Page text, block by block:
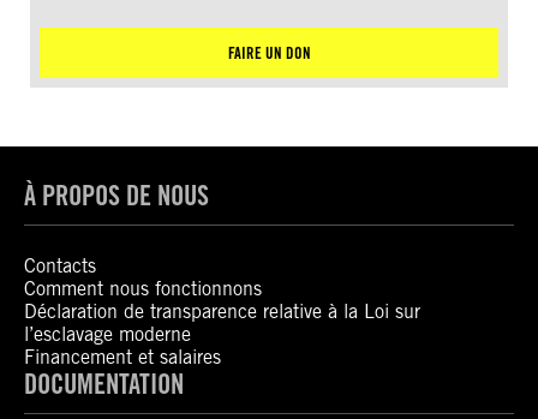
FAIRE UN DON
À PROPOS DE NOUS
Contacts
Comment nous fonctionnons
Déclaration de transparence relative à la Loi sur
l’esclavage moderne
Financement et salaires
DOCUMENTATION